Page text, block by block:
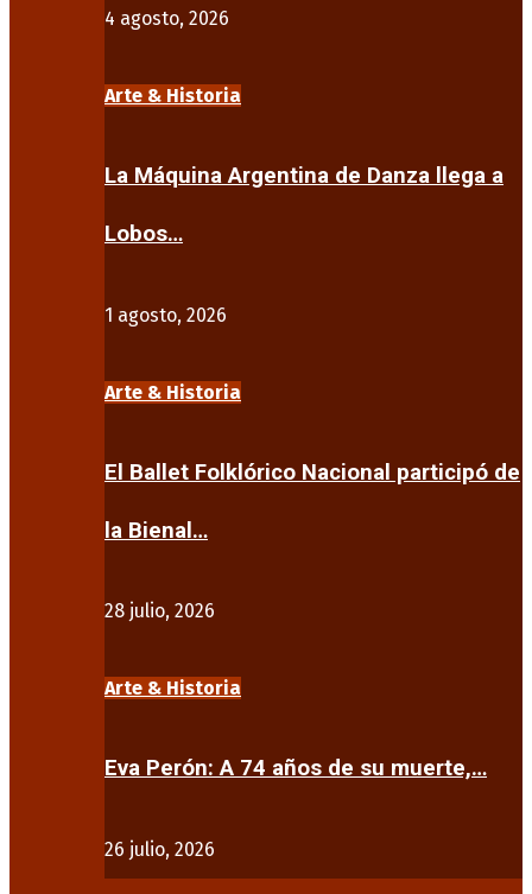
4 agosto, 2026
Arte & Historia
La Máquina Argentina de Danza llega a
Lobos…
1 agosto, 2026
Arte & Historia
El Ballet Folklórico Nacional participó de
la Bienal…
28 julio, 2026
Arte & Historia
Eva Perón: A 74 años de su muerte,…
26 julio, 2026